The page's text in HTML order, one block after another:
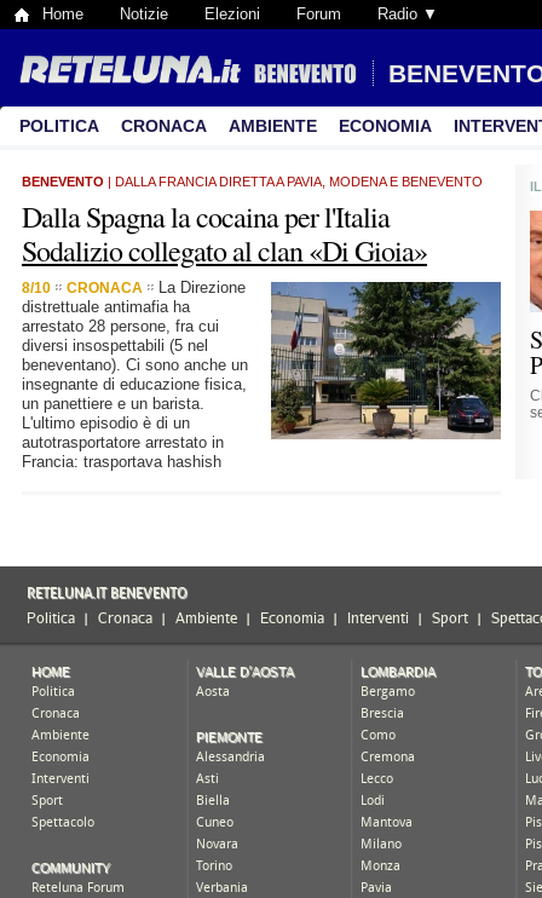
Home Notizie Elezioni Forum Radio ▼
POLITICA CRONACA AMBIENTE ECONOMIA
BENEVENTO | DALLA FRANCIA DIRETTA A PAVIA, MODENA E BENEVENTO
Dalla Spagna la cocaina per l'Italia
Sodalizio collegato al clan «Di Gioia»
8/10 CRONACA
La Direzione
distrettuale antimafia ha
arrestato 28 persone, fra cui
diversi insospettabili (5 nel
beneventano). Ci sono anche un
insegnante di educazione fisica,
un panettiere e un barista.
L'ultimo episodio è di un
autotrasportatore arrestato in
Francia: trasportava hashish